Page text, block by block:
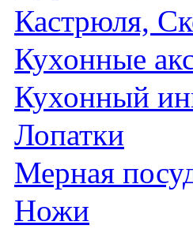
Кастрюля,
Кухонные
Кухонный
Лопатки
Мерная
Ножи